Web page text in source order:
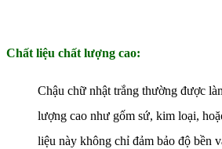
Chất liệu chất lượng cao:
Chậu chữ nhật trắng thường được
lượng cao như gốm sứ, kim loại,
liệu này không chỉ đảm bảo độ bền